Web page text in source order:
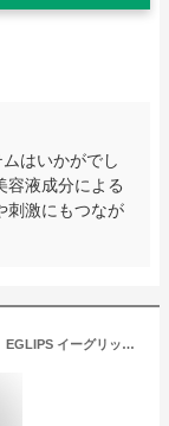
はいかがでし
容液成分による
刺激にもつなが
【ネコポス送料無料】【シリーズ別5本セット】EGLIPS イーグリップス マットフィットリップラッカー｜リップティント リップスティック 口紅 マットリップ MLBB 高発色 落ちない 落ちにくい テラコッタカラー ヌーディー 血色感 オフィスメイク プチプラコスメ 韓国コスメ